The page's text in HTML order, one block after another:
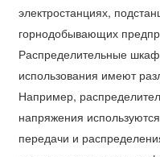
электростанциях,
горнодобывающих
Распределительные
использования имеют
Например,
напряжения
передачи и